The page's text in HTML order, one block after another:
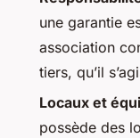
une garantie
association
tiers, qu’il
Locaux et
possède des